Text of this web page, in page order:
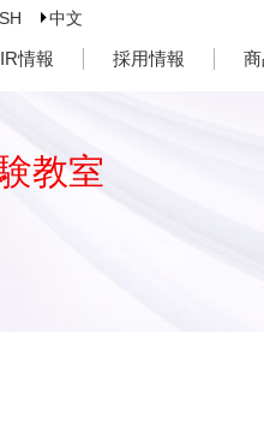
中文
IR情報 採用情報
教室